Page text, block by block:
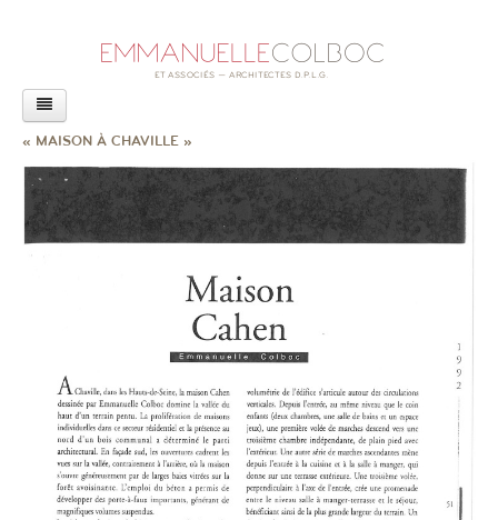
ACTUALITÉS
LIVRE
CONFÉRENCES
RAPPORT SUR L’ACCESSIBILITÉ
EXPOSITION
AUTRES ACTUALITÉS
CONTACT
« MAISON À CHAVILLE »